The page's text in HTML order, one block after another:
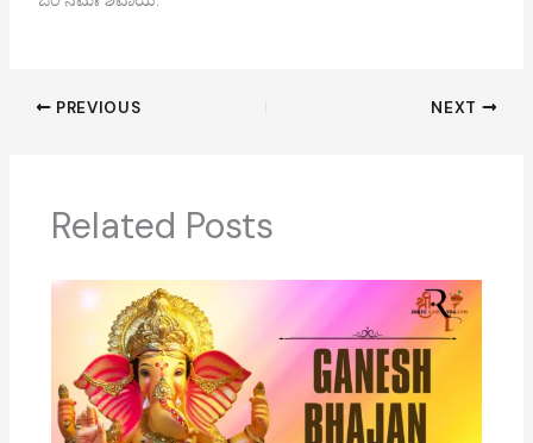
PREVIOUS NEXT
Related Posts